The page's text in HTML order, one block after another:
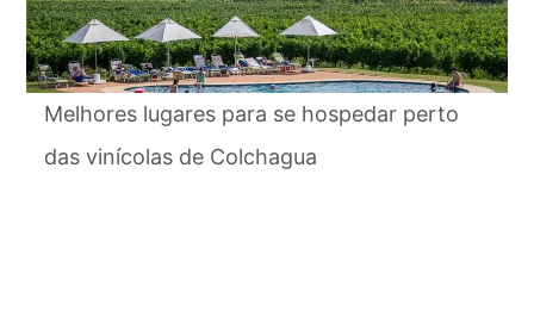
Melhores lugares para se hospedar perto
das vinícolas de Colchagua